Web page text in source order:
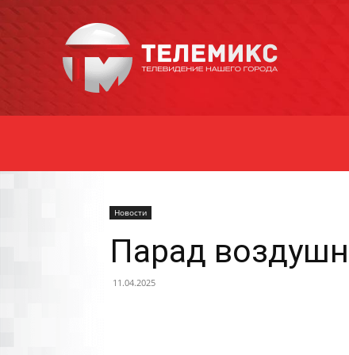
Уссурийска
Новости
Парад
11.04.2025